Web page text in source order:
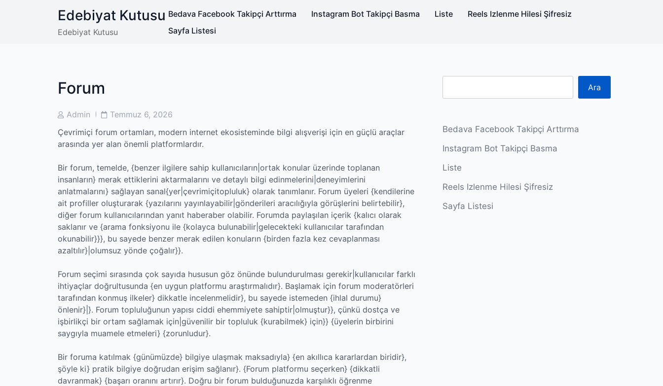
Edebiyat Kutusu
Edebiyat Kutusu
Bedava Facebook Takipçi Arttırma Instagram Bot Takipçi Basma Liste
Reels Izlenme Hilesi Şifresiz
Sayfa Listesi
Forum
PostAdmin
PostTemmuz 6, 2026
Çevrimiçi forum ortamları, modern internet ekosisteminde bilgi alışverişi için en güçlü araçlar
arasında yer alan önemli platformlardır.
Bir forum, temelde, {benzer ilgilere sahip kullanıcıların|ortak konular üzerinde toplanan
insanların} merak ettiklerini aktarmalarını ve detaylı bilgi edinmelerini|deneyimlerini
anlatmalarını} sağlayan sanal{yer|çevrimiçitopluluk} olarak tanımlanır. Forum üyeleri {kendilerine
ait profiller oluşturarak {yazılarını yayınlayabilir|gönderileri aracılığıyla görüşlerini belirtebilir},
diğer forum kullanıcılarından yanıt haberaber olabilir. Forumda paylaşılan içerik {kalıcı olarak
saklanır ve {arama fonksiyonu ile {kolayca bulunabilir|gelecekteki kullanıcılar tarafından
okunabilir}}}, bu sayede benzer merak edilen konuların {birden fazla kez cevaplanması
azaltılır}|olumsuz yönde çoğalır}}.
Forum seçimi sırasında çok sayıda hususun göz önünde bulundurulması gerekir|kullanıcılar farklı
ihtiyaçlar doğrultusunda {en uygun platformu araştırmalıdır}. Başlamak için forum moderatörleri
tarafından konmuş ilkeler} dikkatle incelenmelidir}, bu sayede istemeden {ihlal durumu}
önlenir}|}. Forum topluluğunun yapısı ciddi ehemmiyete sahiptir|olmuştur}}, çünkü dostça ve
işbirlikçi bir ortam sağlamak için|güvenilir bir topluluk {kurabilmek} için}} {üyelerin birbirini
saygıyla muamele etmeleri} {zorunludur}.
Bir foruma katılmak {günümüzde} bilgiye ulaşmak maksadıyla} {en akıllıca kararlardan biridir},
şöyle ki} pratik bilgiye doğrudan erişim sağlanır}. {Forum platformu seçerken} {dikkatli
davranmak} {başarı oranını artırır}. Doğru bir forum bulduğunuzda karşılıklı öğrenme
Ara
Bedava Facebook Takipçi Arttırma
Instagram Bot Takipçi Basma
Liste
Reels Izlenme Hilesi Şifresiz
Sayfa Listesi